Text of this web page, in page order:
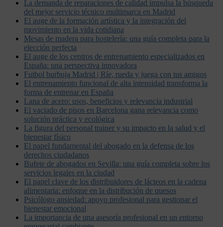
La demanda de reparaciones de calidad impulsa la búsqueda
del mejor servicio técnico multimarca en Madrid
El auge de la formación artística y la integración del
movimiento en la vida cotidiana
Mesas de madera para hostelería: una guía completa para la
elección perfecta
El auge de los centros de entrenamiento especializados en
España: una perspectiva innovadora
Futbol burbuja Madrid | Ríe, rueda y juega con tus amigos
El entrenamiento funcional de alta intensidad transforma la
forma de entrenar en España
Lana de acero: usos, beneficios y relevancia industrial
El vaciado de pisos en Barcelona gana relevancia como
solución práctica y ecológica
La figura del personal trainer y su impacto en la salud y el
bienestar físico
El papel fundamental del abogado en la defensa de los
derechos ciudadanos
Bufete de abogados en Sevilla: una guía completa sobre los
servicios legales en la ciudad
El papel clave de los distribuidores de lácteos en la cadena
alimentaria: enfoque en la distribución de quesos
Psicólogo ansiedad: apoyo profesional para gestionar el
bienestar emocional
La importancia de una asesoría profesional en un entorno